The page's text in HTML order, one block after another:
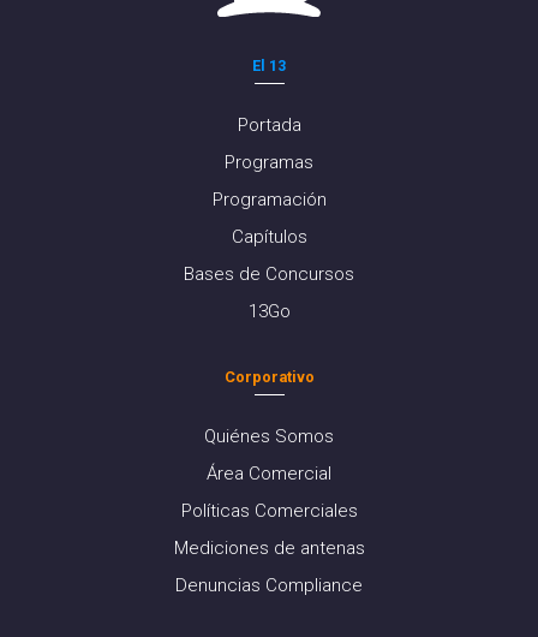
El 13
Portada
Programas
Programación
Capítulos
Bases de Concursos
13Go
Corporativo
Quiénes Somos
Área Comercial
Políticas Comerciales
Mediciones de antenas
Denuncias Compliance